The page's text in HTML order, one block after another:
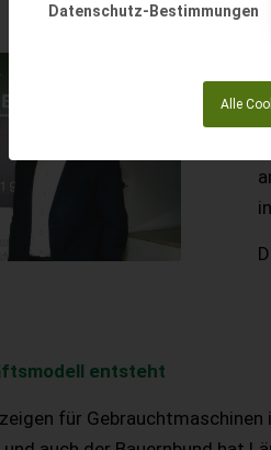
Datenschutz-Bestimmungen
Alle
entsteht
für